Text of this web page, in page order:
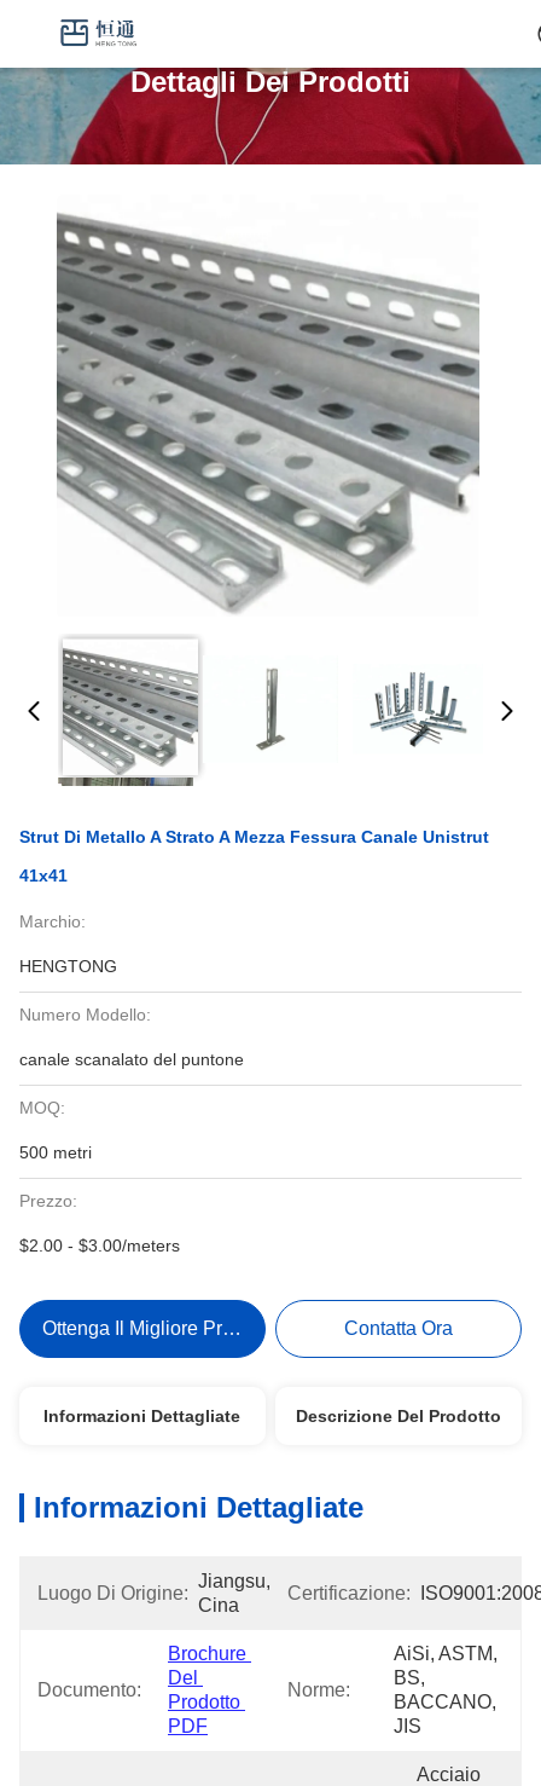
Dettagli Dei Prodotti
Strut Di Metallo A Strato A Mezza Fessura Canale Unistrut
41x41
Marchio:
HENGTONG
Numero Modello:
canale scanalato del puntone
MOQ:
500 metri
Prezzo:
$2.00 - $3.00/meters
Ottenga Il Migliore Prezzo Contatta Ora
Informazioni Dettagliate Descrizione Del Prodotto
Informazioni Dettagliate
Luogo Di Origine:
Jiangsu,
Cina
Certificazione:
Documento:
Brochure
Del
Prodotto
PDF
Norme:
AiSi, ASTM,
BS,
BACCANO,
JIS
Acciaio